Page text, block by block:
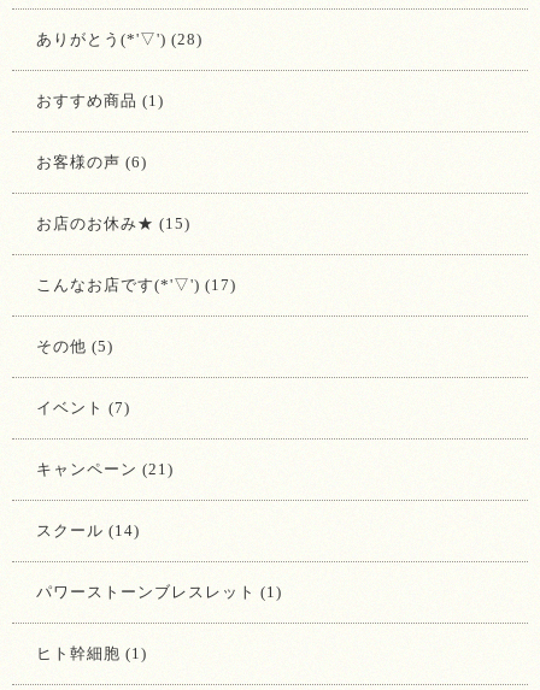
ありがとう(*'▽') (28)
おすすめ商品 (1)
お客様の声 (6)
お店のお休み★ (15)
こんなお店です(*'▽') (17)
その他 (5)
イベント (7)
キャンペーン (21)
スクール (14)
パワーストーンブレスレット (1)
ヒト幹細胞 (1)